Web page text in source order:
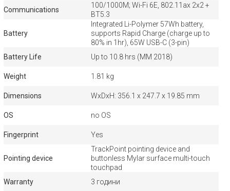
Communications
100/1000M; Wi-Fi 6E, 802.11ax 2x2 +
BT5.3
Battery
Integrated Li-Polymer 57Wh battery,
supports Rapid Charge (charge up to
80% in 1hr), 65W USB-C (3-pin)
Battery Life
Up to 10.8 hrs (MM 2018)
Weight 1.81 kg
Dimensions WxDxH: 356.1 x 247.7 x 19.85 mm
OS no OS
Fingerprint Yes
Pointing device
TrackPoint pointing device and
buttonless Mylar surface multi-touch
touchpad
Warranty
3 години